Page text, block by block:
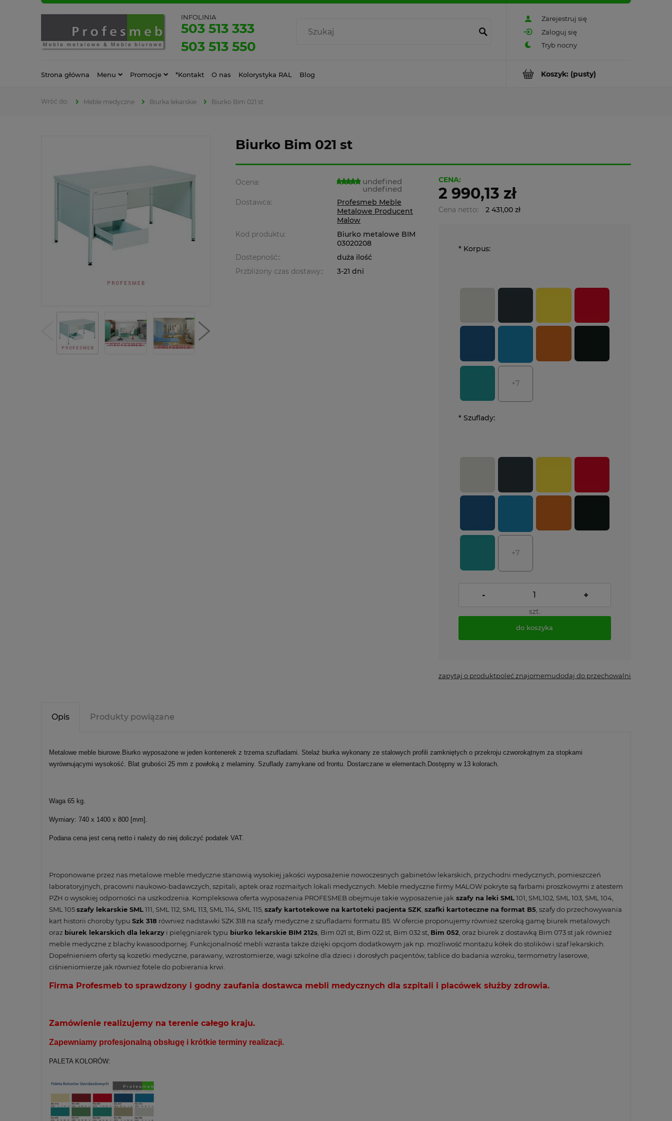
Zarejestruj się
Zaloguj się
INFOLINIA
503 513 333
503 513 550
Koszyk: (pusty)
Strona główna Menu Promocje *Kontakt O nas Kolorystyka RAL Blog
Meble medyczne Biurka lekarskie Biurko Bim 021 st
Biurko Bim 021 st
Ocena: undefined
undefined
Dostawca:
Profesmeb Meble
Metalowe Producent
Malow
Kod produktu:
Biurko metalowe BIM
03020208
Dostepność::
duża ilość
Przbliżony czas dostawy::
3-21 dni
CENA:
2 990,13 zł
Cena netto: 2 431,00 zł
* Korpus:
+7
* Szuflady:
+7
- +
szt.
do koszyka
zapytaj o produktpoleć znajomemudodaj do przechowalni
Opis Produkty powiązane
Metalowe meble biurowe.Biurko wyposażone w jeden kontenerek z trzema szufladami. Stelaż biurka wykonany ze stalowych profili zamkniętych o przekroju czworokątnym za stopkami
wyrównującymi wysokość. Blat grubości 25 mm z powłoką z melaminy. Szuflady zamykane od frontu. Dostarczane w elementach.Dostępny w 13 kolorach.
Waga 65 kg.
Wymiary: 740 x 1400 x 800 [mm].
Podana cena jest ceną netto i należy do niej doliczyć podatek VAT.
Proponowane przez nas metalowe meble medyczne stanowią wysokiej jakości wyposażenie nowoczesnych gabinetów lekarskich, przychodni medycznych, pomieszczeń
laboratoryjnych, pracowni naukowo-badawczych, szpitali, aptek oraz rozmaitych lokali medycznych. Meble medyczne firmy MALOW pokryte są farbami proszkowymi z atestem
PZH o wysokiej odporności na uszkodzenia. Kompleksowa oferta wyposażenia PROFESMEB obejmuje takie wyposażenie jak szafy na leki SML101, SML102, SML 103, SML 104,
SML 105szafy lekarskie SML111, SML 112, SML 113, SML 114, SML 115, szafy kartotekowe na kartoteki pacjenta SZK szafki kartoteczne na format B5 , szafy do przechowywania
kart historii choroby typu Szk 318 również nadstawki SZK 318 na szafy medyczne z szufladami formatu B5. W ofercie proponujemy również szeroką gamę biurek metalowych
oraz biurek lekarskich dla lekarzy i pielęgniarek typu biurko lekarskie BIM 212s , Bim 021 st, Bim 022 st, Bim 032 st, Bim 052 , oraz biurek z dostawką Bim 073 st jak również
meble medyczne z blachy kwasoodpornej. Funkcjonalność mebli wzrasta także dzięki opcjom dodatkowym jak np. możliwość montażu kółek do stolików i szaf lekarskich
Dopełnieniem oferty są kozetki medyczne, parawany, wzrostomierze, wagi szkolne dla dzieci i dorosłych pacjentów, tablice do badania wzroku, termometry laserowe,
ciśnieniomierze jak również fotele do pobierania krwi.
Firma Profesmeb to sprawdzony i godny zaufania dostawca mebli medycznych dla szpitali i placówek służby zdrowia.
Zamówienie realizujemy na terenie całego kraju.
Zapewniamy profesjonalną obsługę i krótkie terminy realizacji.
PALETA KOLORÓW: